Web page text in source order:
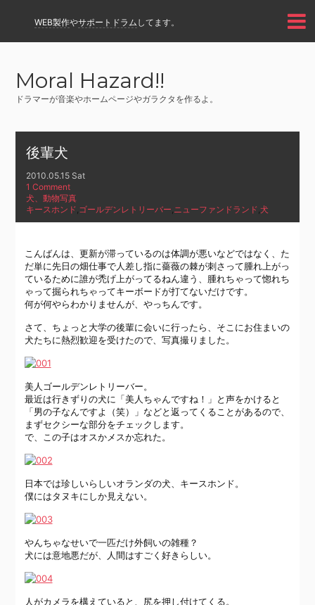
WEB製作やサポートドラム してます。
Moral Hazard!!
ドラマーが音楽やホームページやガラクタを作るよ。
後輩犬
2010.05.15 Sat
1 Comment
犬、動物写真
キースホンド,ゴールデンレトリーバー,ニューファンドランド,犬
こんばんは、更新が滞っているのは体調が悪いなどではなく、た
だ単に先日の畑仕事で人差し指に薔薇の棘が刺さって腫れ上がっ
ているために誰が禿げ上がってるねん違う、腫れちゃって惚れち
ゃって掘られちゃってキーボードが打てないだけです。
何が何やらわかりませんが、やっちんです。
さて、ちょっと大学の後輩に会いに行ったら、そこにお住まいの
犬たちに熱烈歓迎を受けたので、写真撮りました。
美人ゴールデンレトリーバー。
最近は行きずりの犬に「美人ちゃんですね！」と声をかけると
「男の子なんですよ（笑）」などと返ってくることがあるので、
まずセクシーな部分をチェックします。
で、この子はオスかメスか忘れた。
日本では珍しいらしいオランダの犬、キースホンド。
僕にはタヌキにしか見えない。
やんちゃなせいで一匹だけ外飼いの雑種？
犬には意地悪だが、人間はすごく好きらしい。
人がカメラを構えていると、尻を押し付けてくる。